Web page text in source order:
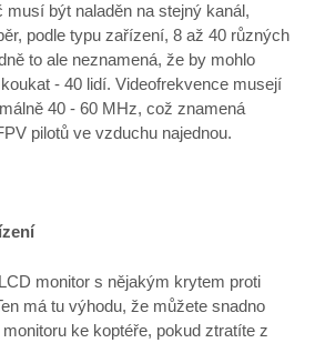
být naladěn na stejný kanál,
podle typu zařízení, 8 až 40 různých
to ale neznamená, že by mohlo
- 40 lidí. Videofrekvence musejí
40 - 60 MHz, což znamená
pilotů ve vzduchu najednou.
monitor s nějakým krytem proti
má tu výhodu, že můžete snadno
ke koptéře, pokud ztratíte z